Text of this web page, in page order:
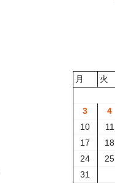
月 火
3
4
10
11
17
18
24
25
31